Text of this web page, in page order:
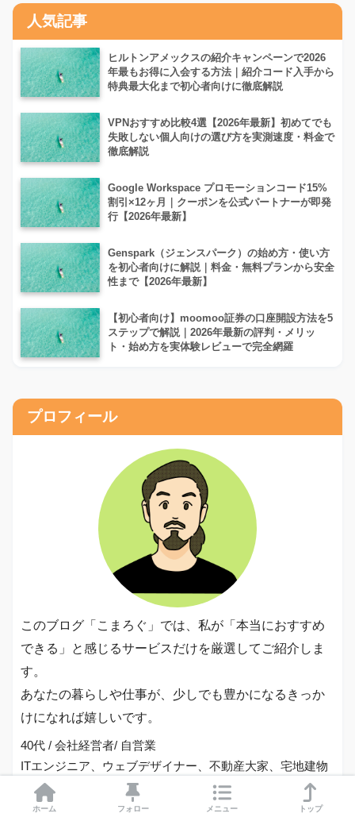
人気記事
ヒルトンアメックスの紹介キャンペーンで2026
年最もお得に入会する方法｜紹介コード入手から
特典最大化まで初心者向けに徹底解説
VPNおすすめ比較4選【2026年最新】初めてでも
失敗しない個人向けの選び方を実測速度・料金で
徹底解説
Google Workspace プロモーションコード15%
割引×12ヶ月｜クーポンを公式パートナーが即発
行【2026年最新】
Genspark（ジェンスパーク）の始め方・使い方
を初心者向けに解説｜料金・無料プランから安全
性まで【2026年最新】
【初心者向け】moomoo証券の口座開設方法を5
ステップで解説｜2026年最新の評判・メリッ
ト・始め方を実体験レビューで完全網羅
プロフィール
このブログ「こまろぐ」では、私が「本当におすすめ
できる」と感じるサービスだけを厳選してご紹介しま
す。
あなたの暮らしや仕事が、少しでも豊かになるきっか
けになれば嬉しいです。
40代 / 会社経営者/ 自営業
ITエンジニア、ウェブデザイナー、不動産大家、宅地建物
取引士、賃貸不動産経営管理士
お問い合わせ
ホーム フォロー メニュー トップ